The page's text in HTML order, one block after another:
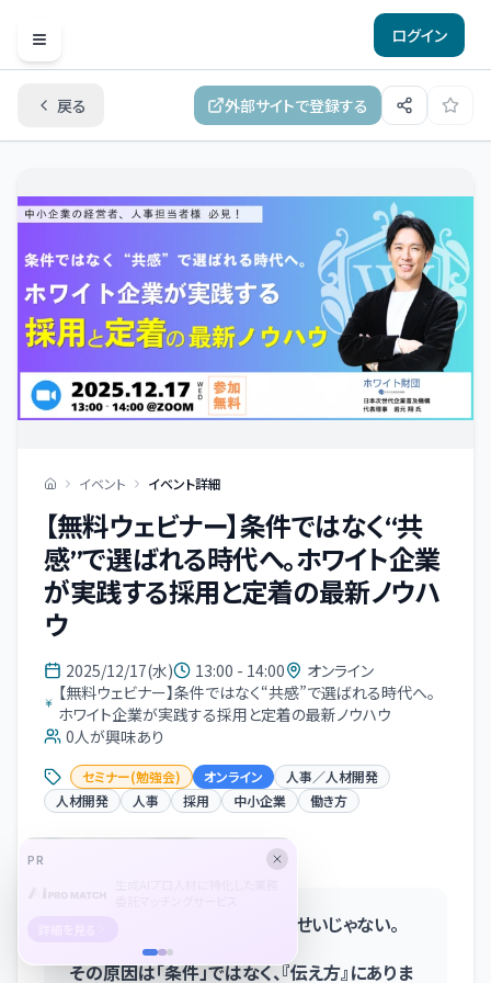
Open menu
ログイン
戻る 外部サイトで登録する
イベント イベント詳細
【無料ウェビナー】条件ではなく“共
感”で選ばれる時代へ。ホワイト企業
が実践する採用と定着の最新ノウハ
ウ
2025/12/17(水) 13:00 - 14:00
オンライン
【無料ウェビナー】条件ではなく“共感”で選ばれる時代へ。
ホワイト企業が実践する採用と定着の最新ノウハウ
0人が興味あり
セミナー(勉強会) オンライン
人事／人材開発
人材開発
人事 採用 中小企業 働き方
応募が集まらないのは、制度のせいじゃない。
その原因は「条件」ではなく、『伝え方』にありま
PR